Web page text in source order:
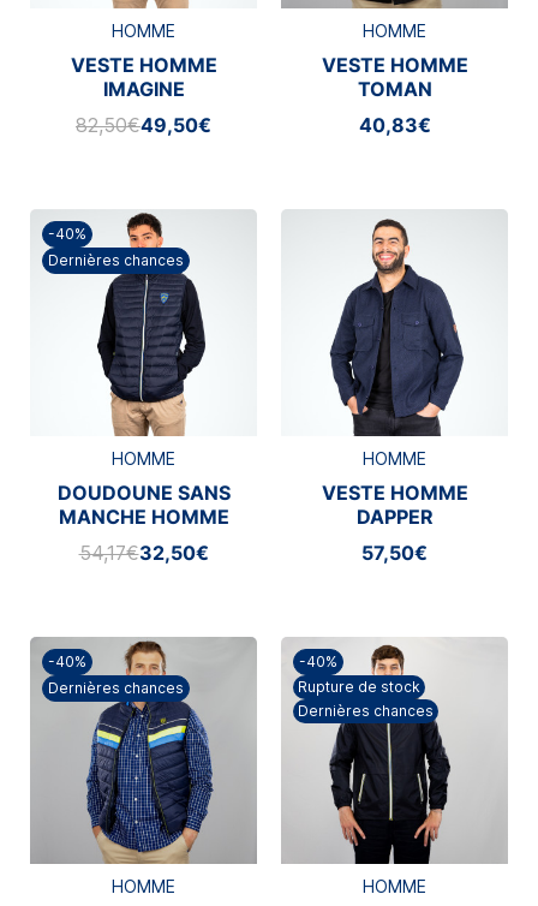
HOMME
VESTE HOMME
IMAGINE
82,50€49,50€
HOMME
VESTE HOMME
TOMAN
40,83€
-40%
Dernières chances
HOMME
DOUDOUNE SANS
MANCHE HOMME
LARK ASM
CLERMONT
54,17€32,50€
HOMME
VESTE HOMME
DAPPER
57,50€
-40%
Dernières chances
HOMME
-40%
Rupture de stock
Dernières chances
HOMME